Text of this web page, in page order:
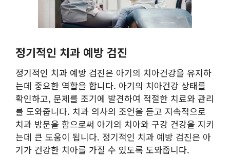
정기적인 치과 예방 검진
정기적인 치과 예방 검진은 아기의 치아건강을 유지하
는데 중요한 역할을 합니다. 아기의 치아건강 상태를
확인하고, 문제를 조기에 발견하여 적절한 치료와 관리
를 도와줍니다. 치과 의사의 조언을 듣고 지속적으로
치과 방문을 함으로써 아기의 치아와 구강 건강을 지키
는데 큰 도움이 됩니다. 정기적인 치과 예방 검진은 아
기가 건강한 치아를 가질 수 있도록 도와줍니다.